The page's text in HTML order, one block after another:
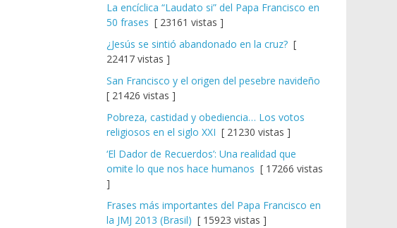
La encíclica “Laudato si” del Papa Francisco en
50 frases [ 23161 vistas ]
¿Jesús se sintió abandonado en la cruz? [
22417 vistas ]
San Francisco y el origen del pesebre navideño
[ 21426 vistas ]
Pobreza, castidad y obediencia… Los votos
religiosos en el siglo XXI [ 21230 vistas ]
‘El Dador de Recuerdos’: Una realidad que
omite lo que nos hace humanos [ 17266 vistas
]
Frases más importantes del Papa Francisco en
la JMJ 2013 (Brasil) [ 15923 vistas ]